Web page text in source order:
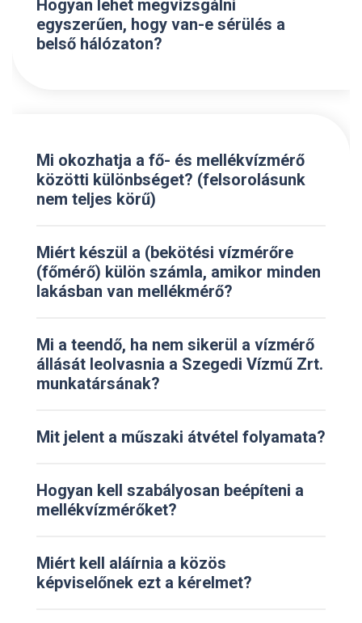
Hogyan lehet megvizsgálni
egyszerűen, hogy van-e sérülés a
belső hálózaton?
Mi okozhatja a fő- és mellékvízmérő
közötti különbséget? (felsorolásunk
nem teljes körű)
Miért készül a (bekötési vízmérőre
(főmérő) külön számla, amikor minden
lakásban van mellékmérő?
Mi a teendő, ha nem sikerül a vízmérő
állását leolvasnia a Szegedi Vízmű Zrt.
munkatársának?
Mit jelent a műszaki átvétel folyamata?
Hogyan kell szabályosan beépíteni a
mellékvízmérőket?
Miért kell aláírnia a közös
képviselőnek ezt a kérelmet?